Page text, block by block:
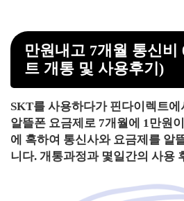
만원내고 7개월 통신비
트 개통 및 사용후기)
SKT를 사용하다가 핀다이렉트
알뜰폰 요금제로 7개월에 1만원
에 혹하여 통신사와 요금제를 알
니다. 개통과정과 몇일간의 사용